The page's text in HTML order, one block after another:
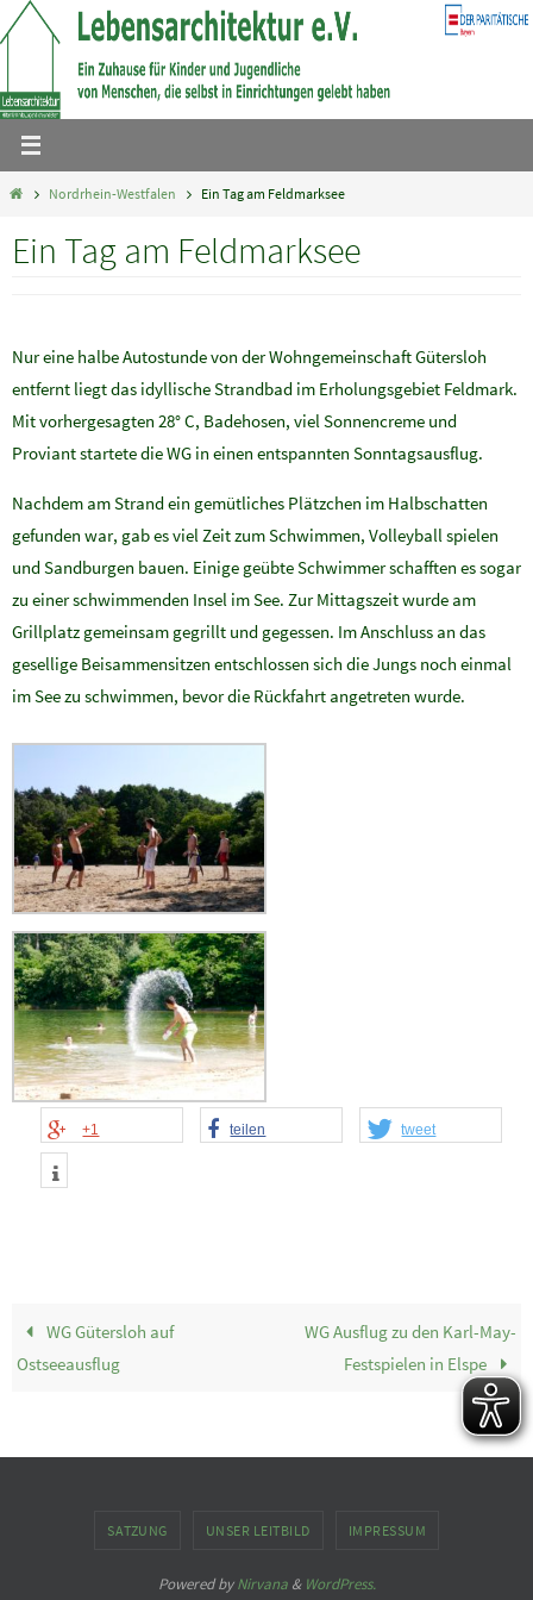
Zum
Inhalt
HomeNordrhein-Westfalen Ein Tag am Feldmarksee
Ein Tag am Feldmarksee
Nur eine halbe Autostunde von der Wohngemeinschaft Gütersloh
entfernt liegt das idyllische Strandbad im Erholungsgebiet Feldmark.
Mit vorhergesagten 28° C, Badehosen, viel Sonnencreme und
Proviant startete die WG in einen entspannten Sonntagsausflug.
Nachdem am Strand ein gemütliches Plätzchen im Halbschatten
gefunden war, gab es viel Zeit zum Schwimmen, Volleyball spielen
und Sandburgen bauen. Einige geübte Schwimmer schafften es sogar
zu einer schwimmenden Insel im See. Zur Mittagszeit wurde am
Grillplatz gemeinsam gegrillt und gegessen. Im Anschluss an das
gesellige Beisammensitzen entschlossen sich die Jungs noch einmal
im See zu schwimmen, bevor die Rückfahrt angetreten wurde.
+1 teilen tweet
WG Gütersloh auf
Ostseeausflug
WG Ausflug zu den Karl-May-
Festspielen in Elspe
SATZUNG UNSER LEITBILD IMPRESSUM
Powered byNirvana& WordPress.